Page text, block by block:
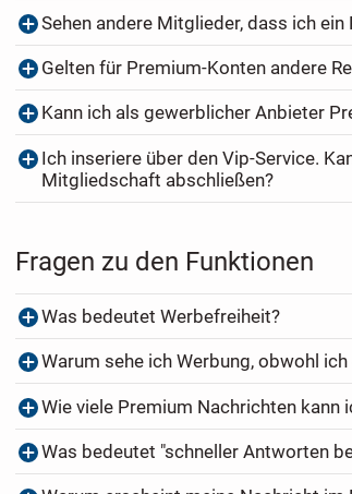
Sehen andere Mitglieder, dass ich
Gelten für Premium-Konten andere
Kann ich als gewerblicher Anbieter
Ich inseriere über den Vip-Service.
Mitgliedschaft abschließen?
Fragen zu den Funktionen
Was bedeutet Werbefreiheit?
Warum sehe ich Werbung, obwohl
Wie viele Premium Nachrichten kann
Was bedeutet "schneller Antworten